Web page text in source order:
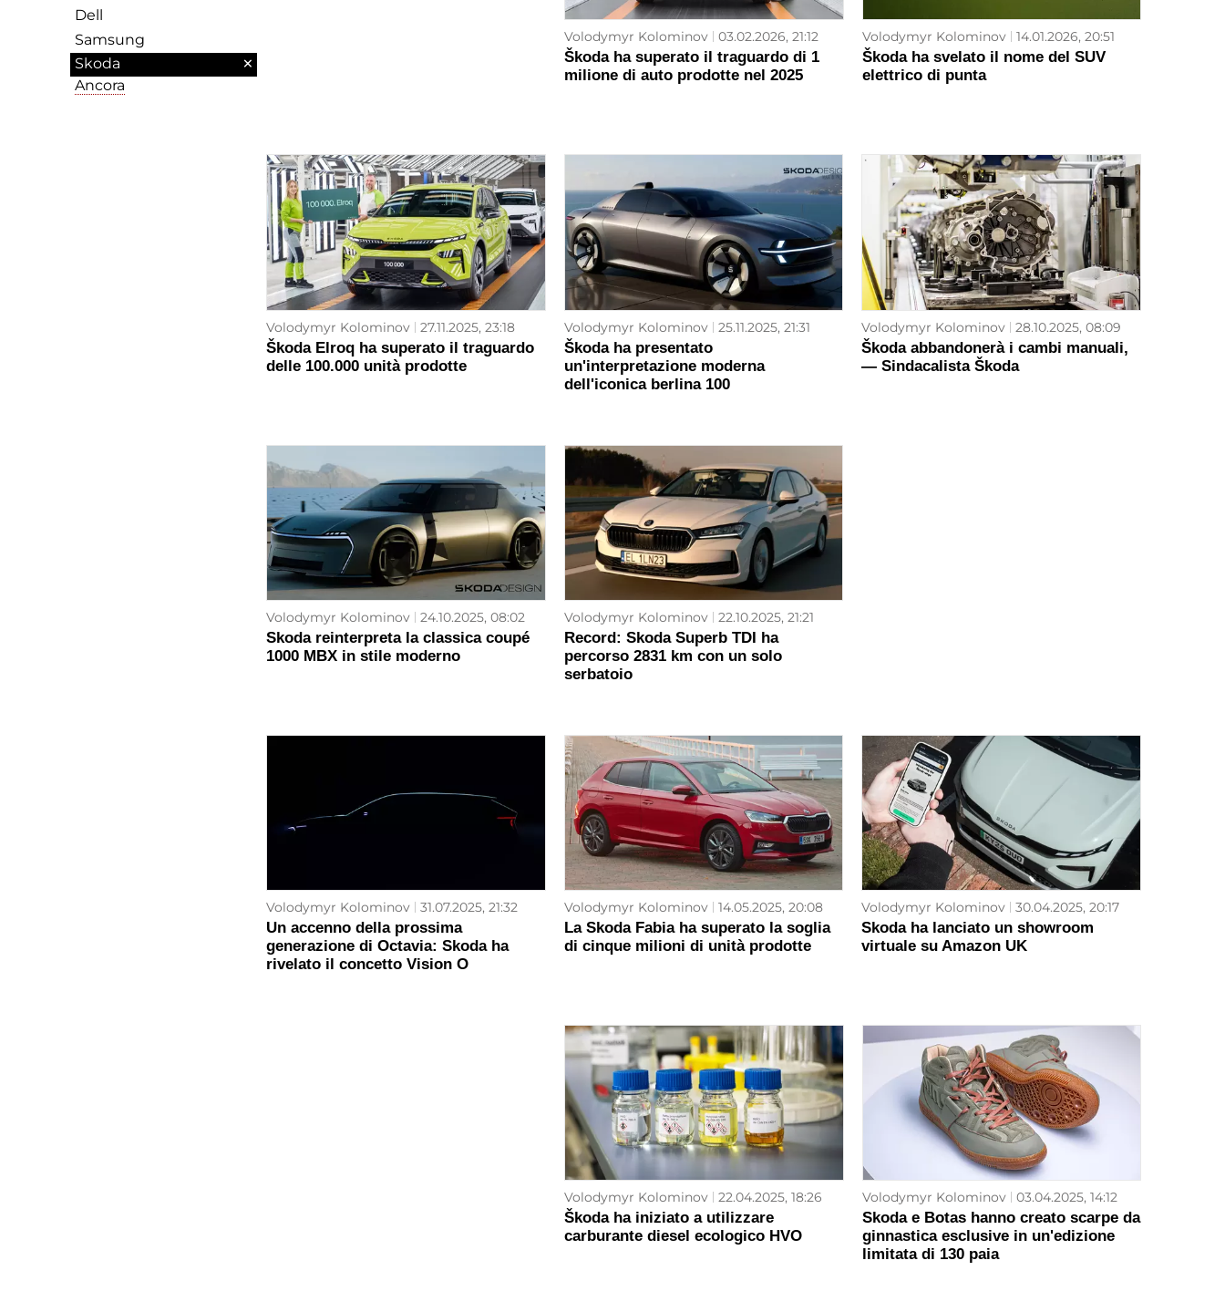
Volodymyr Kolominov 03.02.2026, 21:12
Škoda ha superato il traguardo di 1
milione di auto prodotte nel 2025
Volodymyr Kolominov 14.01.2026, 20:51
Škoda ha svelato il nome del SUV
elettrico di punta
Volodymyr Kolominov 27.11.2025, 23:18
Škoda Elroq ha superato il traguardo
delle 100.000 unità prodotte
Volodymyr Kolominov 25.11.2025, 21:31
Škoda ha presentato
un'interpretazione moderna
dell'iconica berlina 100
Volodymyr Kolominov 28.10.2025, 08:09
Škoda abbandonerà i cambi manuali,
— Sindacalista Škoda
Volodymyr Kolominov 24.10.2025, 08:02
Skoda reinterpreta la classica coupé
1000 MBX in stile moderno
Volodymyr Kolominov 22.10.2025, 21:21
Record: Skoda Superb TDI ha
percorso 2831 km con un solo
serbatoio
Volodymyr Kolominov 31.07.2025, 21:32
Un accenno della prossima
generazione di Octavia: Skoda ha
rivelato il concetto Vision O
Volodymyr Kolominov 14.05.2025, 20:08
La Skoda Fabia ha superato la soglia
di cinque milioni di unità prodotte
Volodymyr Kolominov 30.04.2025, 20:17
Skoda ha lanciato un showroom
virtuale su Amazon UK
Volodymyr Kolominov 22.04.2025, 18:26
Škoda ha iniziato a utilizzare
carburante diesel ecologico HVO
Volodymyr Kolominov 03.04.2025, 14:12
Skoda e Botas hanno creato scarpe da
ginnastica esclusive in un'edizione
limitata di 130 paia
Dell
Samsung
Skoda
×
Ancora